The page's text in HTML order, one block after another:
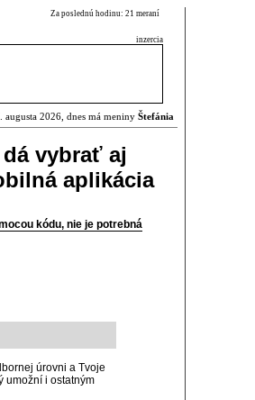
Za poslednú hodinu: 21 meraní
inzercia
augusta 2026, dnes má meniny Štefánia
vybrať aj
aplikácia
kódu, nie je potrebná
úrovni a Tvoje
umožní i ostatným